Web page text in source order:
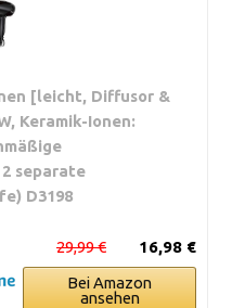
[leicht, Diffusor &
Keramik-Ionen:
separate
D3198
16,98 €
29,99 €
Bei Amazon
ansehen